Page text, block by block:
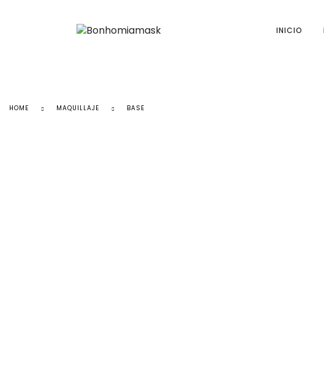
INICIO
HOME MAQUILLAJE BASE